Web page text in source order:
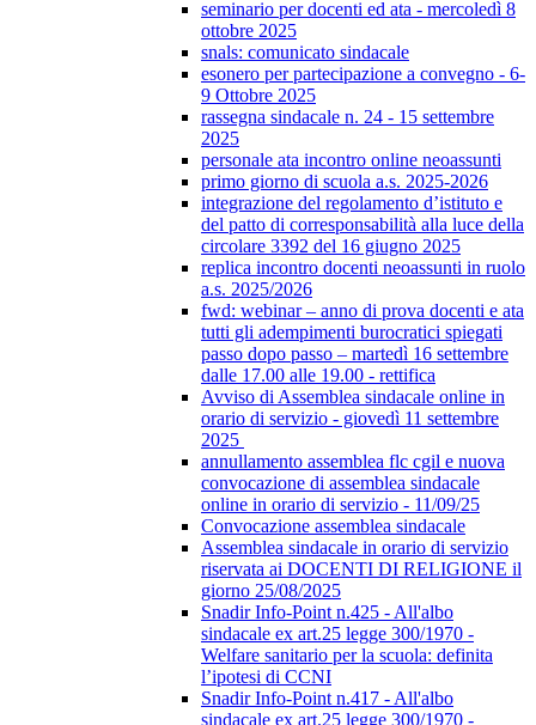
seminario per docenti ed ata - mercoledì 8
ottobre 2025
snals: comunicato sindacale
esonero per partecipazione a convegno - 6-
9 Ottobre 2025
rassegna sindacale n. 24 - 15 settembre
2025
personale ata incontro online neoassunti
primo giorno di scuola a.s. 2025-2026
integrazione del regolamento d’istituto e
del patto di corresponsabilità alla luce della
circolare 3392 del 16 giugno 2025
replica incontro docenti neoassunti in ruolo
a.s. 2025/2026
fwd: webinar – anno di prova docenti e ata
tutti gli adempimenti burocratici spiegati
passo dopo passo – martedì 16 settembre
dalle 17.00 alle 19.00 - rettifica
Avviso di Assemblea sindacale online in
orario di servizio - giovedì 11 settembre
2025
annullamento assemblea flc cgil e nuova
convocazione di assemblea sindacale
online in orario di servizio - 11/09/25
Convocazione assemblea sindacale
Assemblea sindacale in orario di servizio
riservata ai DOCENTI DI RELIGIONE il
giorno 25/08/2025
Snadir Info-Point n.425 - All'albo
sindacale ex art.25 legge 300/1970 -
Welfare sanitario per la scuola: definita
l’ipotesi di CCNI
Snadir Info-Point n.417 - All'albo
sindacale ex art.25 legge 300/1970 -